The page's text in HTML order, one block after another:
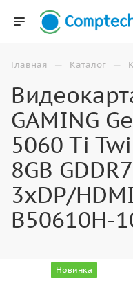
Главная — Каталог —
GAMING
5060 Ti
8GB
3xDP/
B50610H-
Новинка